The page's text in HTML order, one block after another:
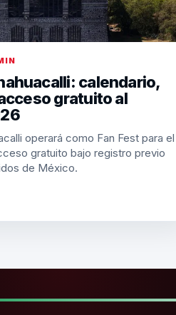
calendario,
gratuito al
operará como Fan Fest para el
gratuito bajo registro previo
de México.